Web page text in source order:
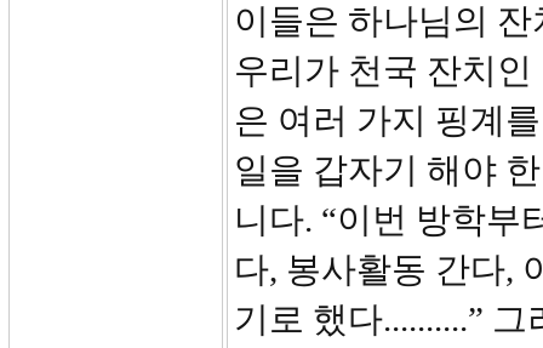
이들은 하나님의
우리가 천국 잔치
은 여러 가지 핑계
일을 갑자기 해야
니다. “이번 방학부
다, 봉사활동 간다,
기로 했다..........”